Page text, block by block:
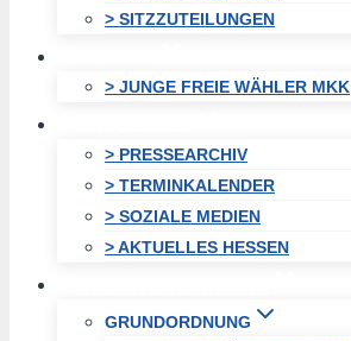
> SITZZUTEILUNGEN
> JUNGE FREIE WÄHLER MKK
> PRESSEARCHIV
> TERMINKALENDER
> SOZIALE MEDIEN
> AKTUELLES HESSEN
GRUNDORDNUNG